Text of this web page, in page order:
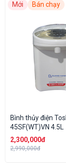
Mới Bán chạy
Bình thủy điện
45SF(WT)VN 4.5L
2,300,000đ
2,990,000đ